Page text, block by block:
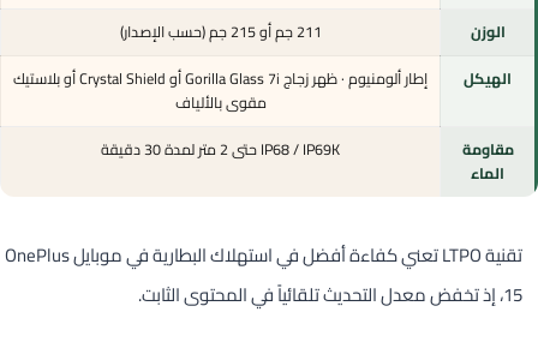
الوزن
211 جم أو 215 جم (حسب الإصدار)
الهيكل
إطار ألومنيوم · ظهر زجاج Gorilla Glass 7i أو Crystal Shield أو بلاستيك
مقوى بالألياف
مقاومة
الماء
IP68 / IP69K حتى 2 متر لمدة 30 دقيقة
تقنية LTPO تعني كفاءة أفضل في استهلاك البطارية في موبايل OnePlus
15، إذ تخفض معدل التحديث تلقائياً في المحتوى الثابت.